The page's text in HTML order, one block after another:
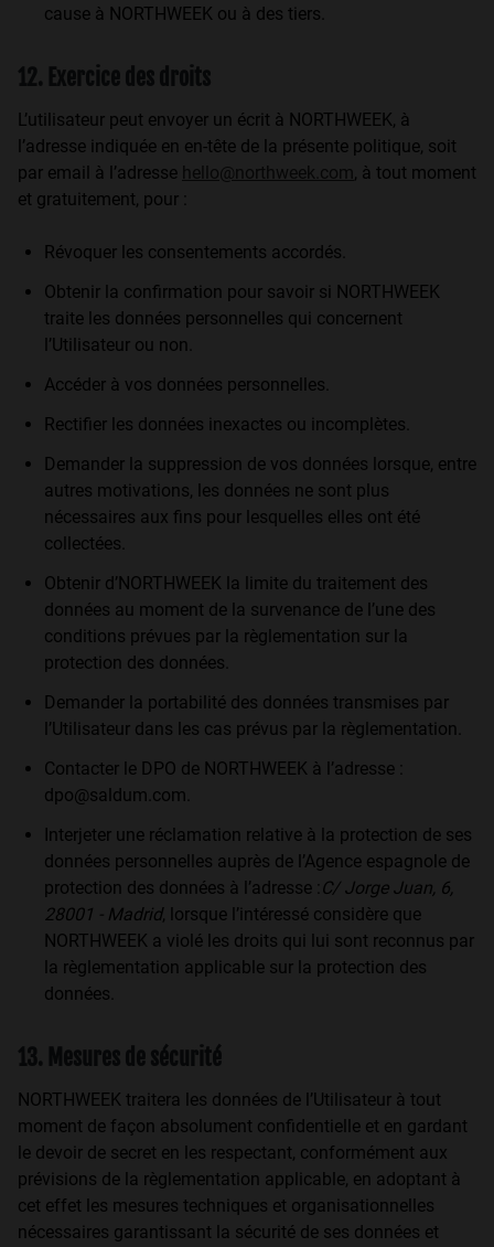
cause à NORTHWEEK ou à des tiers.
12. Exercice des droits
L’utilisateur peut envoyer un écrit à NORTHWEEK, à
l’adresse indiquée en en-tête de la présente politique, soit
par email à l’adresse hello@northweek.com, à tout moment
et gratuitement, pour :
Révoquer les consentements accordés.
Obtenir la confirmation pour savoir si NORTHWEEK
traite les données personnelles qui concernent
l’Utilisateur ou non.
Accéder à vos données personnelles.
Rectifier les données inexactes ou incomplètes.
Demander la suppression de vos données lorsque, entre
autres motivations, les données ne sont plus
nécessaires aux fins pour lesquelles elles ont été
collectées.
Obtenir d’NORTHWEEK la limite du traitement des
données au moment de la survenance de l’une des
conditions prévues par la règlementation sur la
protection des données.
Demander la portabilité des données transmises par
l’Utilisateur dans les cas prévus par la règlementation.
Contacter le DPO de NORTHWEEK à l’adresse :
dpo@saldum.com.
Interjeter une réclamation relative à la protection de ses
données personnelles auprès de l’Agence espagnole de
protection des données à l’adresse : C/ Jorge Juan, 6,
28001 - Madrid, lorsque l’intéressé considère que
NORTHWEEK a violé les droits qui lui sont reconnus par
la règlementation applicable sur la protection des
données.
13. Mesures de sécurité
NORTHWEEK traitera les données de l’Utilisateur à tout
moment de façon absolument confidentielle et en gardant
le devoir de secret en les respectant, conformément aux
prévisions de la règlementation applicable, en adoptant à
cet effet les mesures techniques et organisationnelles
nécessaires garantissant la sécurité de ses données et